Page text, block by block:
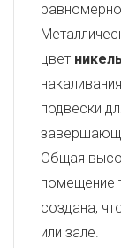
цвет
подвески
Общая
помещение
создана,
или зале.